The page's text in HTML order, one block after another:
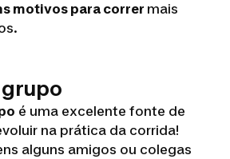
motivos para correr mais
é uma excelente fonte de
na prática da corrida!
alguns amigos ou colegas